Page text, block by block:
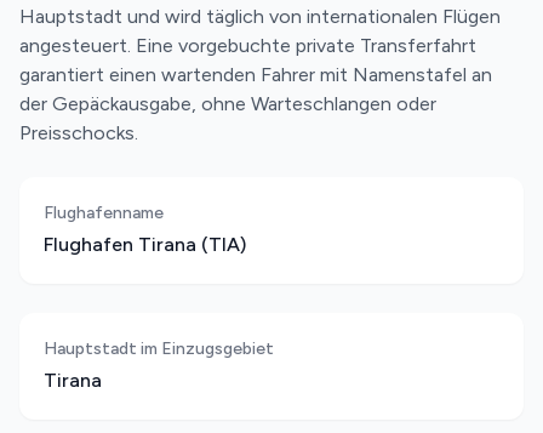
Hauptstadt und wird täglich von internationalen Flügen
angesteuert. Eine vorgebuchte private Transferfahrt
garantiert einen wartenden Fahrer mit Namenstafel an
der Gepäckausgabe, ohne Warteschlangen oder
Preisschocks.
Flughafenname
Flughafen Tirana (TIA)
Hauptstadt im Einzugsgebiet
Tirana